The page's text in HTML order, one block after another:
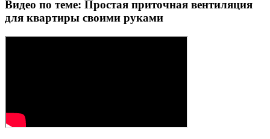
Видео по теме: Простая приточная вентиляция
для квартиры своими руками